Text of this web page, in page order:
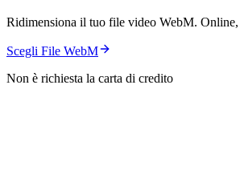
Ridimensiona il tuo file video WebM. Online,
Scegli File WebM
Non è richiesta la carta di credito